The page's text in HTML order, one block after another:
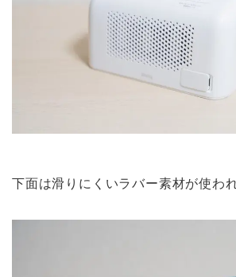
下面は滑りにくいラバー素材が使わ